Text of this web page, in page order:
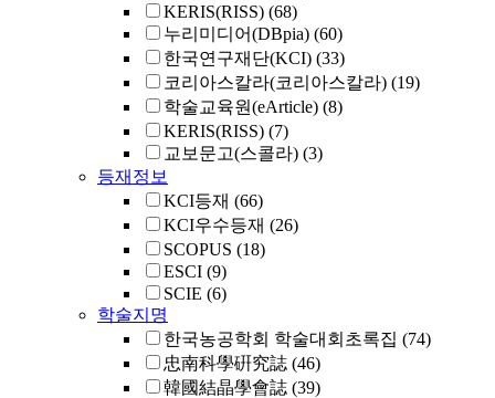
KERIS(RISS) (68)
누리미디어(DBpia) (60)
한국연구재단(KCI) (33)
코리아스칼라(코리아스칼라) (19)
학술교육원(eArticle) (8)
KERIS(RISS) (7)
교보문고(스콜라) (3)
등재정보
KCI등재 (66)
KCI우수등재 (26)
SCOPUS (18)
ESCI (9)
SCIE (6)
학술지명
한국농공학회 학술대회초록집 (74)
忠南科學硏究誌 (46)
韓國結晶學會誌 (39)